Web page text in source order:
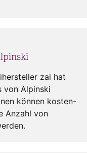
zai hat
von Alpinski
können kosten-
Anzahl von